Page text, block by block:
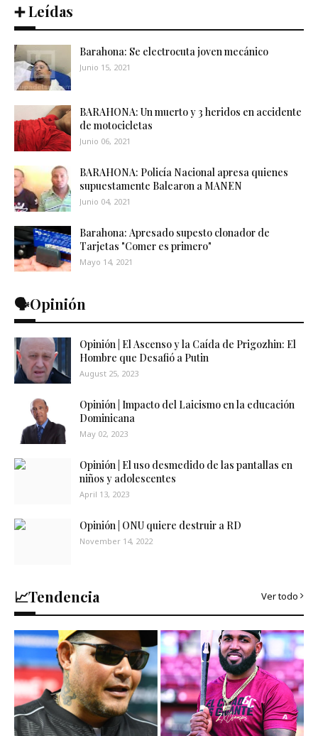
➕ Leídas
Barahona: Se electrocuta joven mecánico
Junio 15, 2021
BARAHONA: Un muerto y 3 heridos en accidente
de motocicletas
Junio 06, 2021
BARAHONA: Policía Nacional apresa quienes
supuestamente Balearon a MANEN
Junio 04, 2021
Barahona: Apresado supesto clonador de
Tarjetas "Comer es primero"
Mayo 14, 2021
🗣️Opinión
Opinión | El Ascenso y la Caída de Prigozhin: El
Hombre que Desafió a Putin
August 25, 2023
Opinión | Impacto del Laicismo en la educación
Dominicana
May 02, 2023
Opinión | El uso desmedido de las pantallas en
niños y adolescentes
April 13, 2023
Opinión | ONU quiere destruir a RD
November 14, 2022
📈Tendencia Ver todo